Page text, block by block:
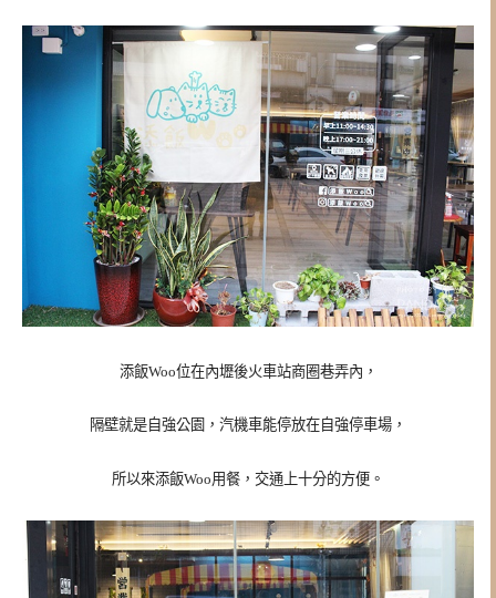
添飯Woo位在內壢後火車站商圈巷弄內，
隔壁就是自強公園，汽機車能停放在自強停車場，
所以來添飯Woo用餐，交通上十分的方便。